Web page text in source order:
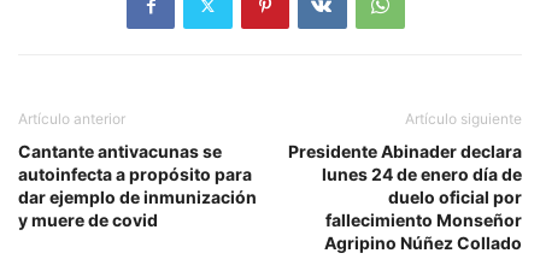
Artículo anterior
Cantante antivacunas se
autoinfecta a propósito para
dar ejemplo de inmunización
y muere de covid
Artículo siguiente
Presidente Abinader declara
lunes 24 de enero día de
duelo oficial por
fallecimiento Monseñor
Agripino Núñez Collado